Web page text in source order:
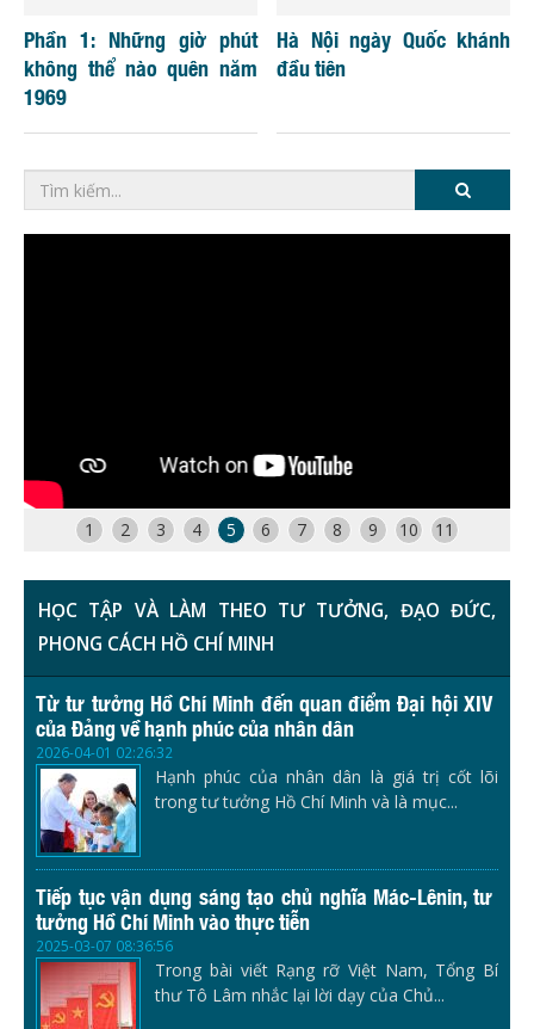
Phần 1: Những giờ phút
không thể nào quên năm
1969
Hà Nội ngày Quốc khánh
đầu tiên
1 2 3 4 5 6 7 8 9 10 11
HỌC TẬP VÀ LÀM THEO TƯ TƯỞNG, ĐẠO ĐỨC,
PHONG CÁCH HỒ CHÍ MINH
Từ tư tưởng Hồ Chí Minh đến quan điểm Đại hội XIV
của Đảng về hạnh phúc của nhân dân
2026-04-01 02:26:32
Hạnh phúc của nhân dân là giá trị cốt lõi
trong tư tưởng Hồ Chí Minh và là mục...
Tiếp tục vận dụng sáng tạo chủ nghĩa Mác-Lênin, tư
tưởng Hồ Chí Minh vào thực tiễn
2025-03-07 08:36:56
Trong bài viết Rạng rỡ Việt Nam, Tổng Bí
thư Tô Lâm nhắc lại lời dạy của Chủ...